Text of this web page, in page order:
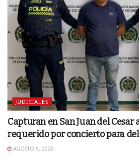
JUDICIALES
Capturan en San Juan del Cesar
requerido por concierto para
AGOSTO 6, 2026